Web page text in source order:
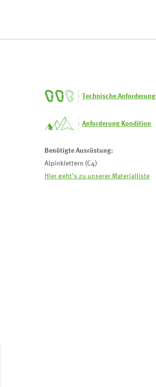
Technische Anforderung
Anforderung Kondition
Benötigte Ausrüstung:
Alpinklettern (C4)
Hier geht's zu unserer Materialliste